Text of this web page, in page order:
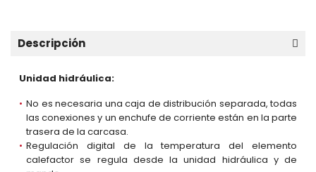
Descripción
Unidad hidráulica:
No es necesaria una caja de distribución separada, todas
las conexiones y un enchufe de corriente están en la parte
trasera de la carcasa.
Regulación digital de la temperatura del elemento
calefactor se regula desde la unidad hidráulica y de